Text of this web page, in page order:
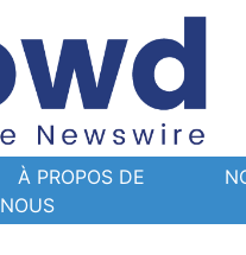
À PROPOS DE
NOUS